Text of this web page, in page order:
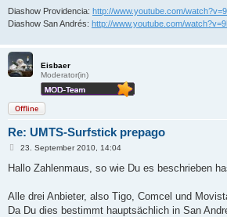
Diashow Providencia: http://www.youtube.com/
Diashow San Andrés: http://www.youtube.com/
Eisbaer
Moderator(in)
Offline
Re: UMTS-Surfstick prepago
B
i
a
23. September 2010, 14:04
Hallo Zahlenmaus, so wie Du es beschrieben
Alle drei Anbieter, also Tigo, Comcel und
Da Du dies bestimmt hauptsächlich in San